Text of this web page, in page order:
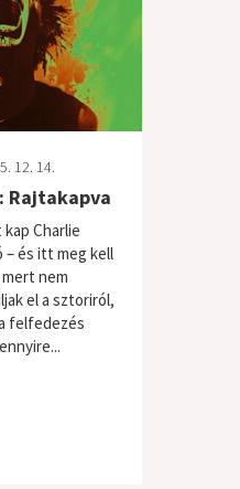
12. 14.
Rajtakapva
Charlie
– és itt meg kell
nem
el a sztoriról,
felfedezés